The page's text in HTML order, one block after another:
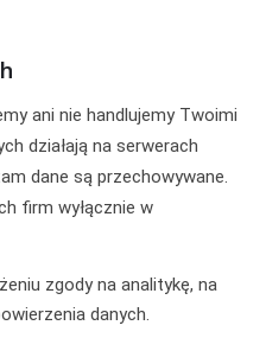
ani nie handlujemy Twoimi
działają na serwerach
dane są przechowywane.
firm wyłącznie w
zgody na analitykę, na
danych.